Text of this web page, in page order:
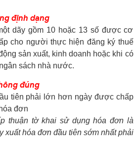
định dạng
dãy gồm 10 hoặc 13 số được cơ
cho người thực hiện đăng ký thuế
sản xuất, kinh doanh hoặc khi có
sách nhà nước.
đúng
tiên phải lớn hơn ngày được chấp
đơn
thuận tờ khai sử dụng hóa đơn là
xuất hóa đơn đầu tiên sớm nhất phải